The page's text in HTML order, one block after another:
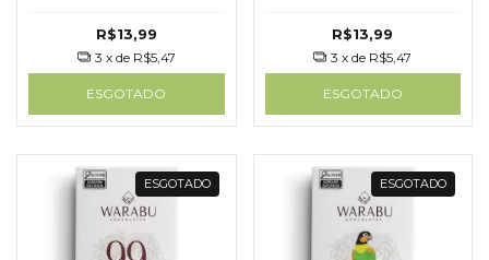
R$13,99
3 x de R$5,47
ESGOTADO
R$13,99
3 x de R$5,47
ESGOTADO
ESGOTADO ESGOTADO